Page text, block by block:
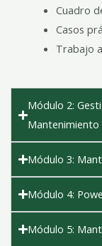
Cuadro
Casos
Trabajo
Módulo 2:
Mantenimiento
Módulo 3:
Módulo 4:
Módulo 5: